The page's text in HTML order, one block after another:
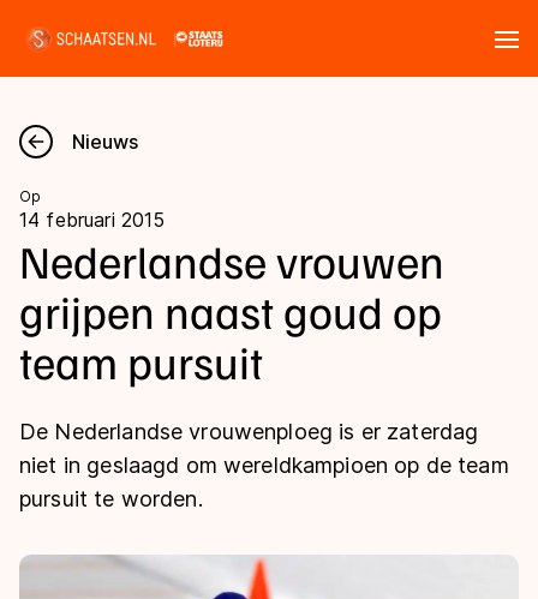
Nieuws
Kalender
Disciplines
Marathon
Inlineskaten
Uitslagen
Langebaan
Shorttrack
Inlineskaten
Tijden & historie
Persoonlijke records & tijden
De weg op
Nieuws
Op
14 februari 2015
Nederlandse vrouwen
grijpen naast goud op
team pursuit
De Nederlandse vrouwenploeg is er zaterdag
niet in geslaagd om wereldkampioen op de team
pursuit te worden.